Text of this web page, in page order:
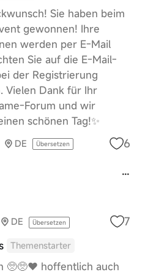
Sie haben beim
gewonnen! Ihre
werden per E-Mail
Sie auf die E-Mail-
der Registrierung
Vielen Dank für Ihr
Forum und wir
schönen Tag!✨
DE Übersetzen 6
DE Übersetzen 7
Themenstarter
🥺🥺❤️ hoffentlich auch